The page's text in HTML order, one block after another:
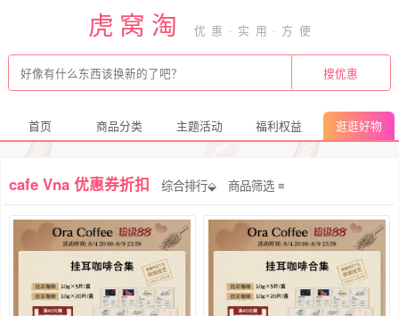
虎窝淘
首页 商品分类 主题活动 福利权益 逛逛好物
cafe Vna 优惠券折扣 综合排行⬙ 商品筛选